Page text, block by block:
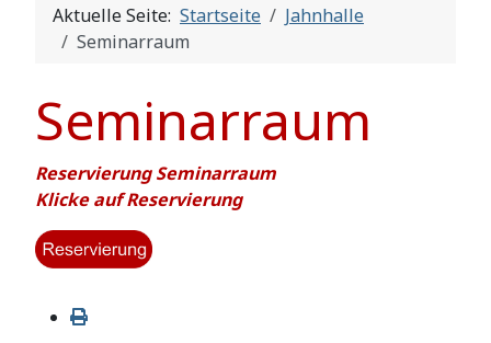
Aktuelle Seite: Startseite
Jahnhalle
Seminarraum
Seminarraum
Reservierung Seminarraum
Klicke auf Reservierung